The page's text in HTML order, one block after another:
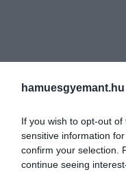
hamuesgyemant.hu
If you wish to opt-out
sensitive information
confirm your selection.
continue seeing